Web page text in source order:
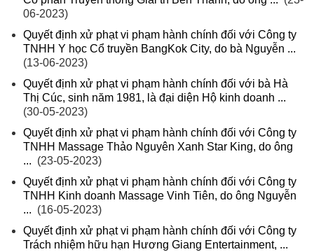
06-2023)
Quyết định xử phạt vi phạm hành chính đối với Công ty
TNHH Y học Cổ truyền BangKok City, do bà Nguyễn ...
(13-06-2023)
Quyết định xử phạt vi phạm hành chính đối với bà Hà
Thị Cúc, sinh năm 1981, là đại diện Hộ kinh doanh ...
(30-05-2023)
Quyết định xử phạt vi phạm hành chính đối với Công ty
TNHH Massage Thảo Nguyên Xanh Star King, do ông
... (23-05-2023)
Quyết định xử phạt vi phạm hành chính đối với Công ty
TNHH Kinh doanh Massage Vinh Tiên, do ông Nguyễn
... (16-05-2023)
Quyết định xử phạt vi phạm hành chính đối với Công ty
Trách nhiệm hữu hạn Hương Giang Entertainment, ...